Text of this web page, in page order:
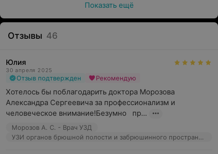
Показать ещё
Отзывы 46
Юлия
30 апреля 2025
Отзыв подтвержден Рекомендую
Хотелось бы поблагодарить доктора Морозова
Александра Сергеевича за профессионализм и
человеческое внимание!Безумно   пр...
Морозов А. С. - Врач УЗД
УЗИ органов брюшной полости и забрюшинного пространства